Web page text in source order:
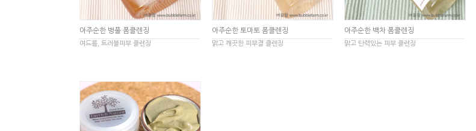
아주순한 병풀 폼클렌징
여드름, 트러블피부 클렌징
아주순한 토마토 폼클렌징
맑고 깨끗한 피부결 클렌징
아주순한 백차 폼클렌징
맑고 탄력있는 피부 클렌징